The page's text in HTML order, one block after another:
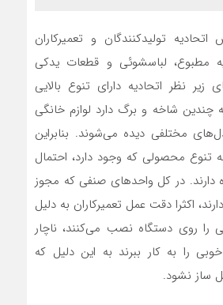
تولیدکنندگان و تعمیرکاران
مطبوع، لباسشوئی و قطعات یدکی
زیر نظر اتحادیه دارای تنوع بالایی
شاخه و برگ دارد لوازم خانگی
مختلفی دیده می‌شوند. بنابراین
تنوع محصولی که وجود دارد، احتمال
دارند. در کل واحدهای صنفی که مجوز
اکثرا دقت عمل تعمیرکاران به دلیل
را روی دستگاه نصب می‌کنند، ناچار
را به کار ببرند به این دلیل که
ساز نشود.